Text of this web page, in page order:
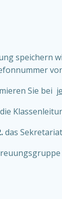
speichern
Sie bei
die
das Sekretariat